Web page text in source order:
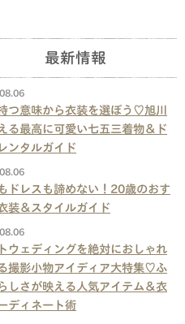
最新情報
つ意味から衣装を選ぼう♡旭川
る最高に可愛い七五三着物＆ド
ンタルガイド
ドレスも諦めない！20歳のおす
装＆スタイルガイド
ウェディングを絶対におしゃれ
撮影小物アイディア大特集♡ふ
しさが映える人気アイテム＆衣
ディネート術